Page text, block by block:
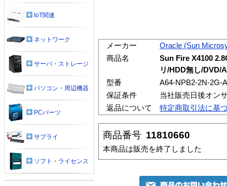
メーカー
Oracle (Sun
商品名
Sun Fire X4100
リ/HDD無し/DVD/
型番
A64-NPB2-2N-2G-
保証条件
当社販売日後オン
返品について
特定商取引法に基
商品番号 11810660
本商品は販売を終了しました
IoT関連
ネットワーク
サーバ・ストレージ
パソコン・周辺機器
PCパーツ
サプライ
ソフト・ライセンス